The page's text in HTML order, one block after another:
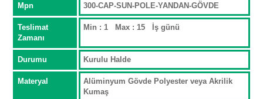
Mpn 300-CAP-SUN-POLE-YANDAN-GÖVDE
Teslimat
Zamanı
Min : 1 Max : 15 İş günü
Durumu Kurulu Halde
Materyal
Alüminyum Gövde Polyester veya Akrilik
Kumaş